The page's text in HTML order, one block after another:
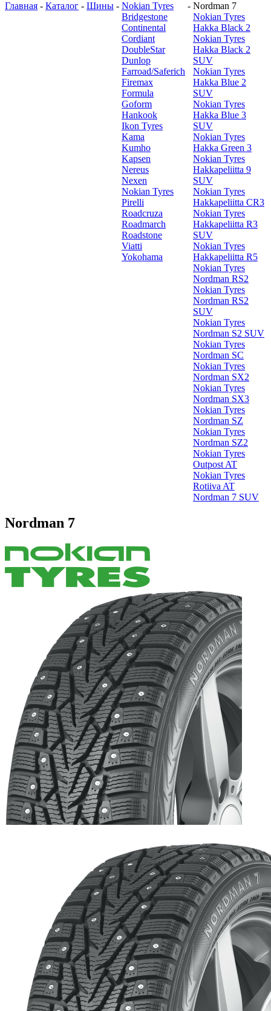
Главная - Каталог - Шины - Nokian Tyres
Bridgestone
Continental
Cordiant
DoubleStar
Dunlop
Farroad/Saferich
Firemax
Formula
Goform
Hankook
Ikon Tyres
Kama
Kumho
Kapsen
Nereus
Nexen
Nokian Tyres
Pirelli
Roadcruza
Roadmarch
Roadstone
Viatti
Yokohama
- Nordman 7
Nokian Tyres
Hakka Black 2
Nokian Tyres
Hakka Black 2
SUV
Nokian Tyres
Hakka Blue 2
SUV
Nokian Tyres
Hakka Blue 3
SUV
Nokian Tyres
Hakka Green 3
Nokian Tyres
Hakkapeliitta 9
SUV
Nokian Tyres
Hakkapeliitta CR3
Nokian Tyres
Hakkapeliitta R3
SUV
Nokian Tyres
Hakkapeliitta R5
Nokian Tyres
Nordman RS2
Nokian Tyres
Nordman RS2
SUV
Nokian Tyres
Nordman S2 SUV
Nokian Tyres
Nordman SC
Nokian Tyres
Nordman SX2
Nokian Tyres
Nordman SX3
Nokian Tyres
Nordman SZ
Nokian Tyres
Nordman SZ2
Nokian Tyres
Outpost AT
Nokian Tyres
Rotiiva AT
Nordman 7 SUV
Nordman 7